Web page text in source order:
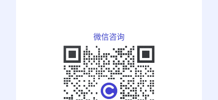
微信咨询